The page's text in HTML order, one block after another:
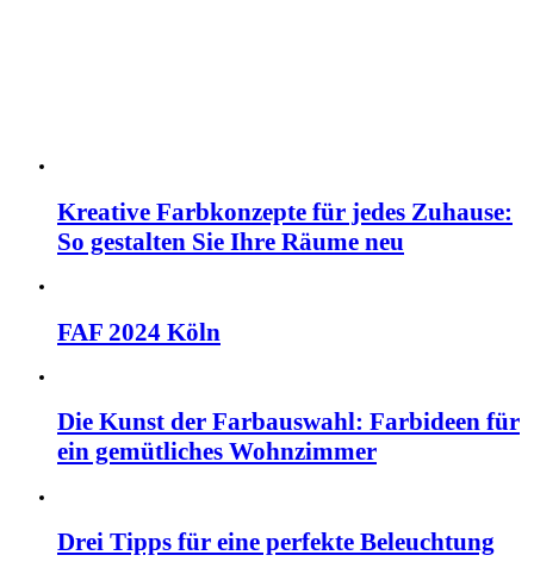
Kreative Farbkonzepte für jedes Zuhause:
So gestalten Sie Ihre Räume neu
FAF 2024 Köln
Die Kunst der Farbauswahl: Farbideen für
ein gemütliches Wohnzimmer
Drei Tipps für eine perfekte Beleuchtung